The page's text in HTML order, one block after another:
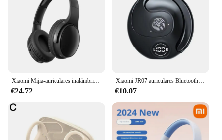
Xiaomi Mijia-auriculares inalámbricos con Bluetooth 5,0, audífonos plegables para deportes y juegos, para IPhone y Xiaomi
€24.72
Xiaomi JR07 auriculares Bluetooth conducción gancho de oreja abierta auriculares inalámbricos para jugadores deportivos auriculares estéreo 9D con reducción de ruido
€10.07